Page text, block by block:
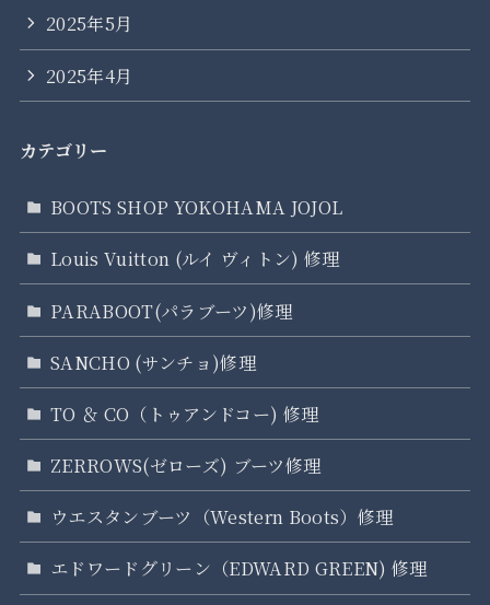
2025年5月
2025年4月
カテゴリー
BOOTS SHOP YOKOHAMA JOJOL
Louis Vuitton (ルイ ヴィトン) 修理
PARABOOT(パラブーツ)修理
SANCHO (サンチョ)修理
TO ＆ CO（トゥアンドコー) 修理
ZERROWS(ゼローズ) ブーツ修理
ウエスタンブーツ（Western Boots）修理
エドワードグリーン（EDWARD GREEN) 修理